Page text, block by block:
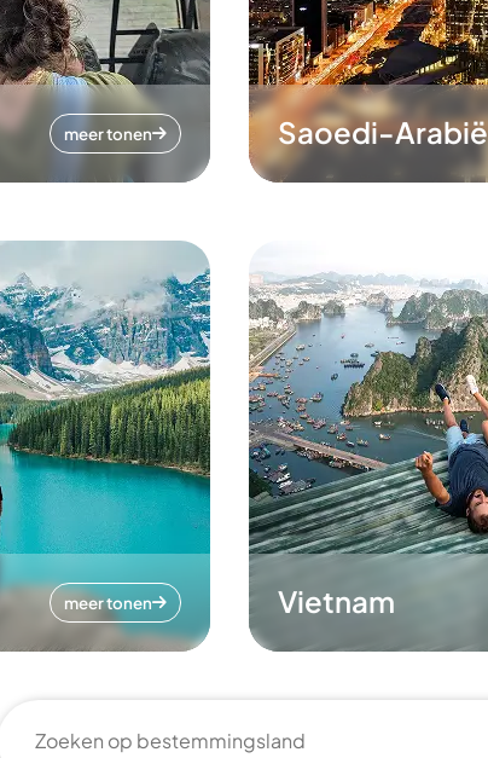
meer tonen Saoedi-Arabië
meer tonen Vietnam